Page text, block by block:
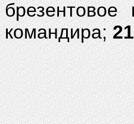
командира;21